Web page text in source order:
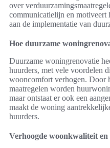
over
communicatielijn en motiveert
aan de implementatie van
Hoe duurzame
Duurzame woningrenovatie
huurders, met vele voordelen
wooncomfort verhogen. Door
maatregelen worden
maar ontstaat er ook een
maakt de woning
huurders.
Verhoogde woonkwaliteit